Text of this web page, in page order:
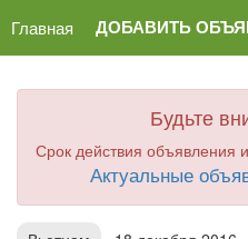
Главная ДОБАВИТЬ
Будьте
Срок действия объявления
Актуальные